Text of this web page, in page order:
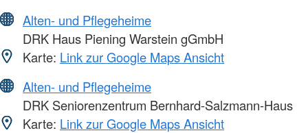
Alten- und Pflegeheime
DRK Haus Piening Warstein gGmbH
Karte: Link zur Google Maps Ansicht
Alten- und Pflegeheime
DRK Seniorenzentrum Bernhard-Salzmann-Haus
Karte: Link zur Google Maps Ansicht